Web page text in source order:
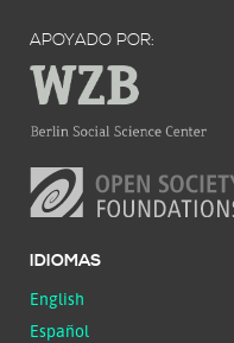
APOYADO POR:
IDIOMAS
English
Español